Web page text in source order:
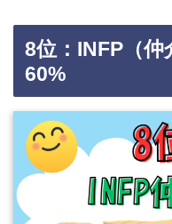
8位：INFP（
60%